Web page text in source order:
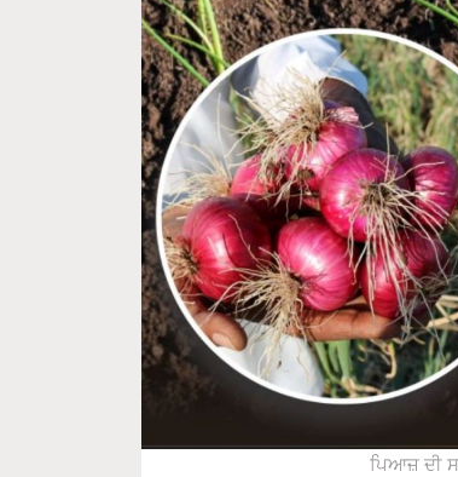
ਪਿਆਜ਼ ਦੀ